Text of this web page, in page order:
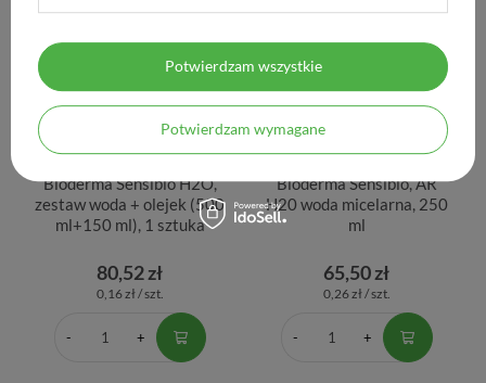
Bioderma Sensibio H2O,
zestaw woda + olejek (500
ml+150 ml), 1 sztuka
80,52 zł
0,16 zł / szt.
Bioderma Sensibio, AR
H20 woda micelarna, 250
ml
65,50 zł
0,26 zł / szt.
Potwierdzam wymagane
Potwierdzam wszystkie